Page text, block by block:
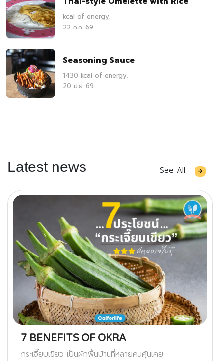
kcal of energy.
22 ก.ค. 69
Seasoning Sauce
1430 kcal of energy.
20 มิ.ย. 69
Latest news See All
7 BENEFITS OF OKRA
กระเจี๊ยบเขียว เป็นผักพื้นบ้านที่หลายคนคุ้นเคย